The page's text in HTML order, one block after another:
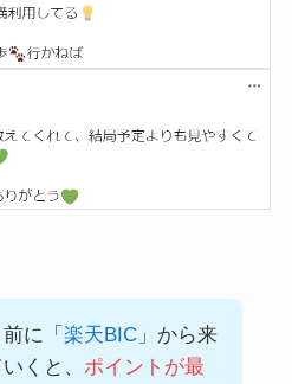
に「 楽天BIC」から来
くと、 ポイントが最